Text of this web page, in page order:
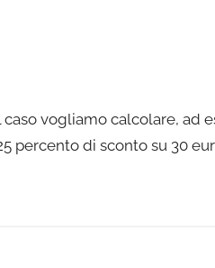
vogliamo calcolare, ad
percento di sconto su 30